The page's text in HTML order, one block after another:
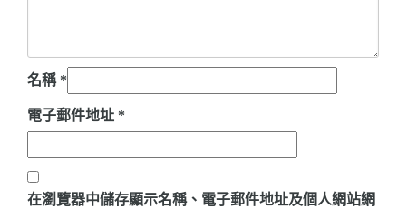
名稱 *
電子郵件地址 *
在瀏覽器中儲存顯示名稱、電子郵件地址及個人網站網